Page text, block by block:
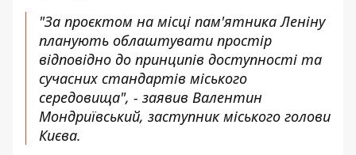
"За проєктом на місці пам'ятника Леніну
планують облаштувати простір
відповідно до принципів доступності та
сучасних стандартів міського
середовища", - заявив Валентин
Мондриївський, заступник міського голови
Києва.